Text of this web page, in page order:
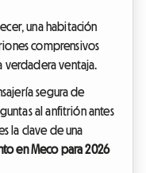
una habitación
comprensivos
verdadera ventaja.
segura de
al anfitrión antes
la clave de una
en Meco para 2026